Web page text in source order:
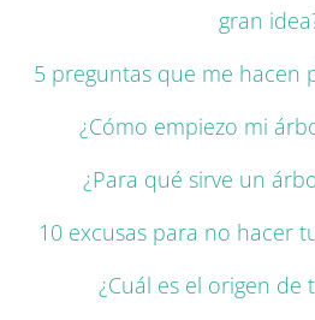
gran
5 preguntas que me hacen
¿Cómo empiezo mi
¿Para qué sirve un
10 excusas para no hacer
¿Cuál es el origen de